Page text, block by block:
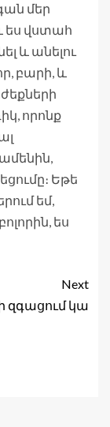
մեր
և ես վստահ
և անելու
բարի, և
որոնք
Եթե
եմ,
ես
Next
կա